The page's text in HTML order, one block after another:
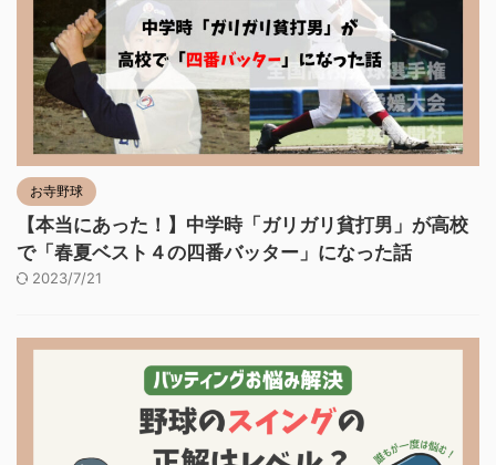
お寺野球
【本当にあった！】中学時「ガリガリ貧打男」が高校
で「春夏ベスト４の四番バッター」になった話
2023/7/21